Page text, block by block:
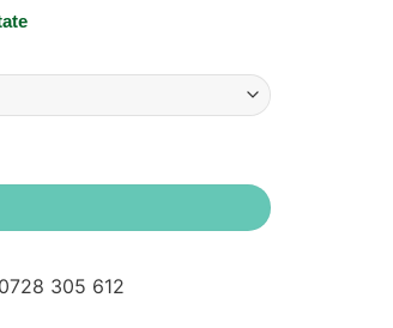
JA02
0728 305 612